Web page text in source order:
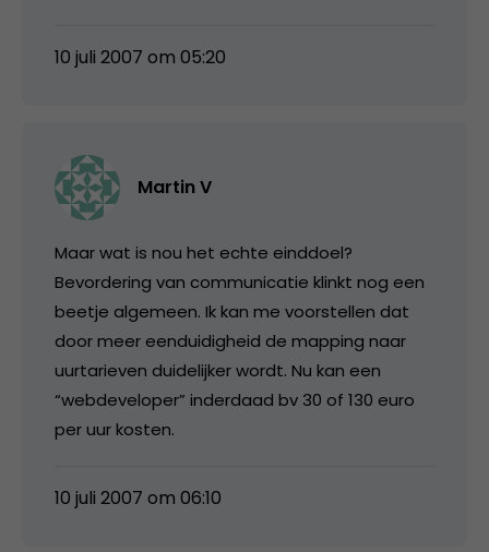
10 juli 2007 om 05:20
Martin V
Maar wat is nou het echte einddoel?
Bevordering van communicatie klinkt nog een
beetje algemeen. Ik kan me voorstellen dat
door meer eenduidigheid de mapping naar
uurtarieven duidelijker wordt. Nu kan een
“webdeveloper” inderdaad bv 30 of 130 euro
per uur kosten.
10 juli 2007 om 06:10